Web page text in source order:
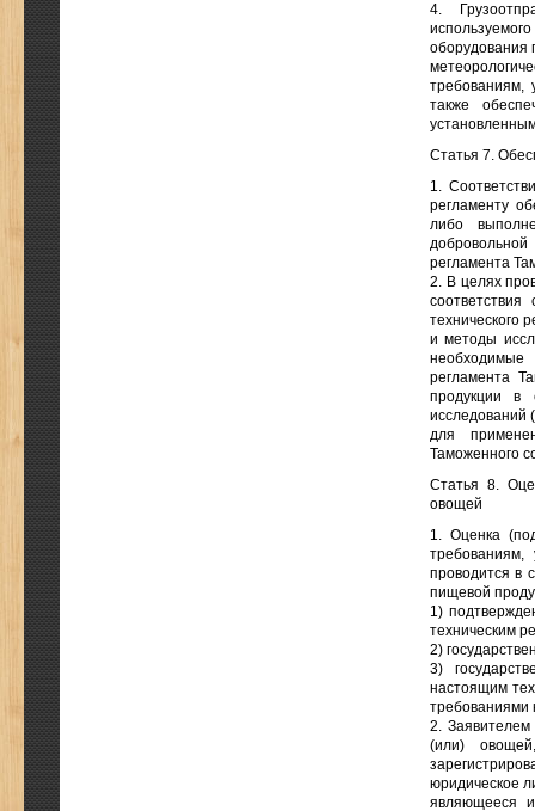
4.
оборудования
требованиям,
также
Статья 7.
1.
регламенту
либо
регламента
2. В целях
технического
и методы
регламента
продукции в
исследований
для
Таможенного
Статья 8.
овощей
1. Оценка
требованиям,
проводится в
пищевой
1)
техническим
2)
3)
настоящим
требованиями
2. Заявителем
(или)
юридическое
являющееся